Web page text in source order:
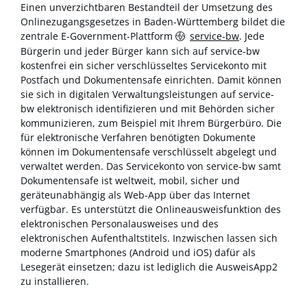
Einen unverzichtbaren Bestandteil der Umsetzung des
Onlinezugangsgesetzes in Baden-Württemberg bildet die
zentrale E-Government-Plattform
service-bw. Jede
Bürgerin und jeder Bürger kann sich auf service-bw
kostenfrei ein sicher verschlüsseltes Servicekonto mit
Postfach und Dokumentensafe einrichten. Damit können
sie sich in digitalen Verwaltungsleistungen auf service-
bw elektronisch identifizieren und mit Behörden sicher
kommunizieren, zum Beispiel mit Ihrem Bürgerbüro. Die
für elektronische Verfahren benötigten Dokumente
können im Dokumentensafe verschlüsselt abgelegt und
verwaltet werden. Das Servicekonto von service-bw samt
Dokumentensafe ist weltweit, mobil, sicher und
geräteunabhängig als Web-App über das Internet
verfügbar. Es unterstützt die Onlineausweisfunktion des
elektronischen Personalausweises und des
elektronischen Aufenthaltstitels. Inzwischen lassen sich
moderne Smartphones (Android und iOS) dafür als
Lesegerät einsetzen; dazu ist lediglich die AusweisApp2
zu installieren.